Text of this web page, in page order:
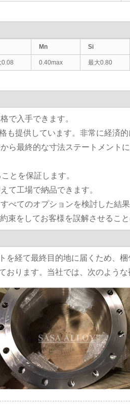
Mn Si
0.08 0.40max 最大0.80
で入手できます。
提供しています。非常に経済
ら最終的な寸法ステートメント
とを保証します。
て工場で納品できます。
べてのオプションを検討した結
束をしてお客様を誤解させること
経て最終目的地に届くため、梱
ります。当社では、次のような